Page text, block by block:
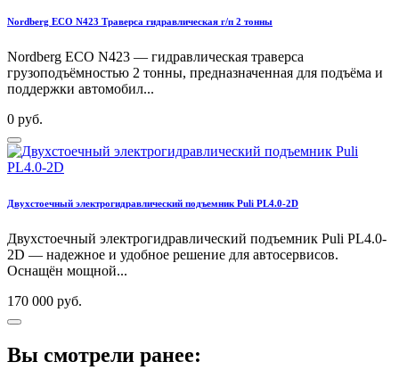
Nordberg ECO N423 Траверса гидравлическая г/п 2 тонны
Nordberg ECO N423 — гидравлическая траверса
грузоподъёмностью 2 тонны, предназначенная для подъёма и
поддержки автомобил...
0 руб.
Двухстоечный электрогидравлический подъемник Puli PL4.0-2D
Двухстоечный электрогидравлический подъемник Puli PL4.0-
2D — надежное и удобное решение для автосервисов.
Оснащён мощной...
170 000 руб.
Вы смотрели ранее: